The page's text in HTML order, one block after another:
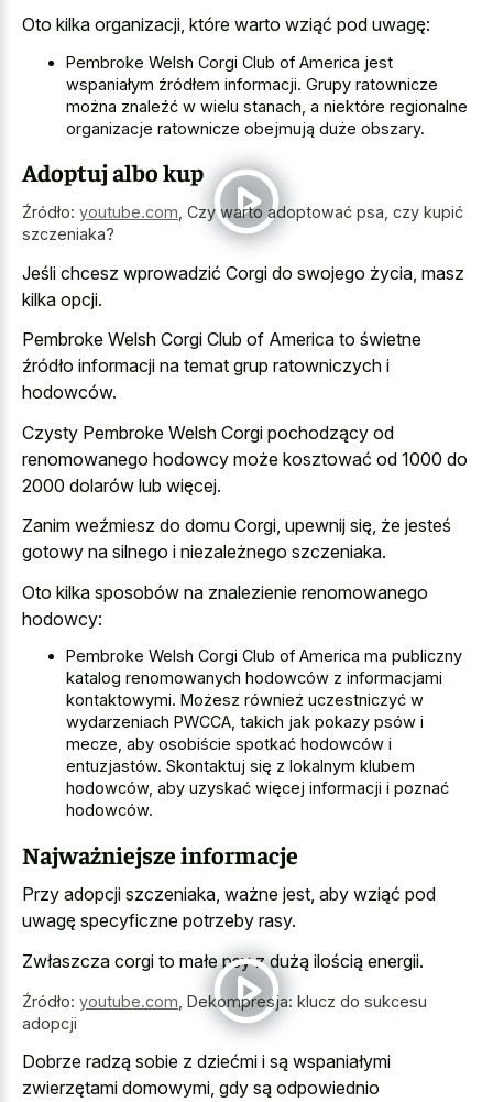
Oto kilka organizacji, które warto wziąć pod uwagę:
Pembroke Welsh Corgi Club of America jest
wspaniałym źródłem informacji. Grupy ratownicze
można znaleźć w wielu stanach, a niektóre regionalne
organizacje ratownicze obejmują duże obszary.
Adoptuj albo kup
Źródło: youtube.com Czy warto adoptować psa, czy kupić
szczeniaka?
Jeśli chcesz wprowadzić Corgi do swojego życia, masz
kilka opcji.
Pembroke Welsh Corgi Club of America to świetne
źródło informacji na temat grup ratowniczych i
hodowców.
Czysty Pembroke Welsh Corgi pochodzący od
renomowanego hodowcy może kosztować od 1000 do
2000 dolarów lub więcej.
Zanim weźmiesz do domu Corgi, upewnij się, że jesteś
gotowy na silnego i niezależnego szczeniaka.
Oto kilka sposobów na znalezienie renomowanego
hodowcy:
Pembroke Welsh Corgi Club of America ma publiczny
katalog renomowanych hodowców z informacjami
kontaktowymi. Możesz również uczestniczyć w
wydarzeniach PWCCA, takich jak pokazy psów i
mecze, aby osobiście spotkać hodowców i
entuzjastów. Skontaktuj się z lokalnym klubem
hodowców, aby uzyskać więcej informacji i poznać
hodowców.
Najważniejsze informacje
Przy adopcji szczeniaka, ważne jest, aby wziąć pod
uwagę specyficzne potrzeby rasy.
Zwłaszcza corgi to małe psy z dużą ilością energii.
Źródło: youtube.com Dekompresja: klucz do sukcesu
adopcji
Dobrze radzą sobie z dziećmi i są wspaniałymi
zwierzętami domowymi, gdy są odpowiednio